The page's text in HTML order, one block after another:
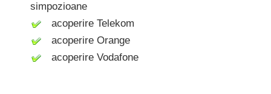
simpozioane
acoperire Telekom
acoperire Orange
acoperire Vodafone